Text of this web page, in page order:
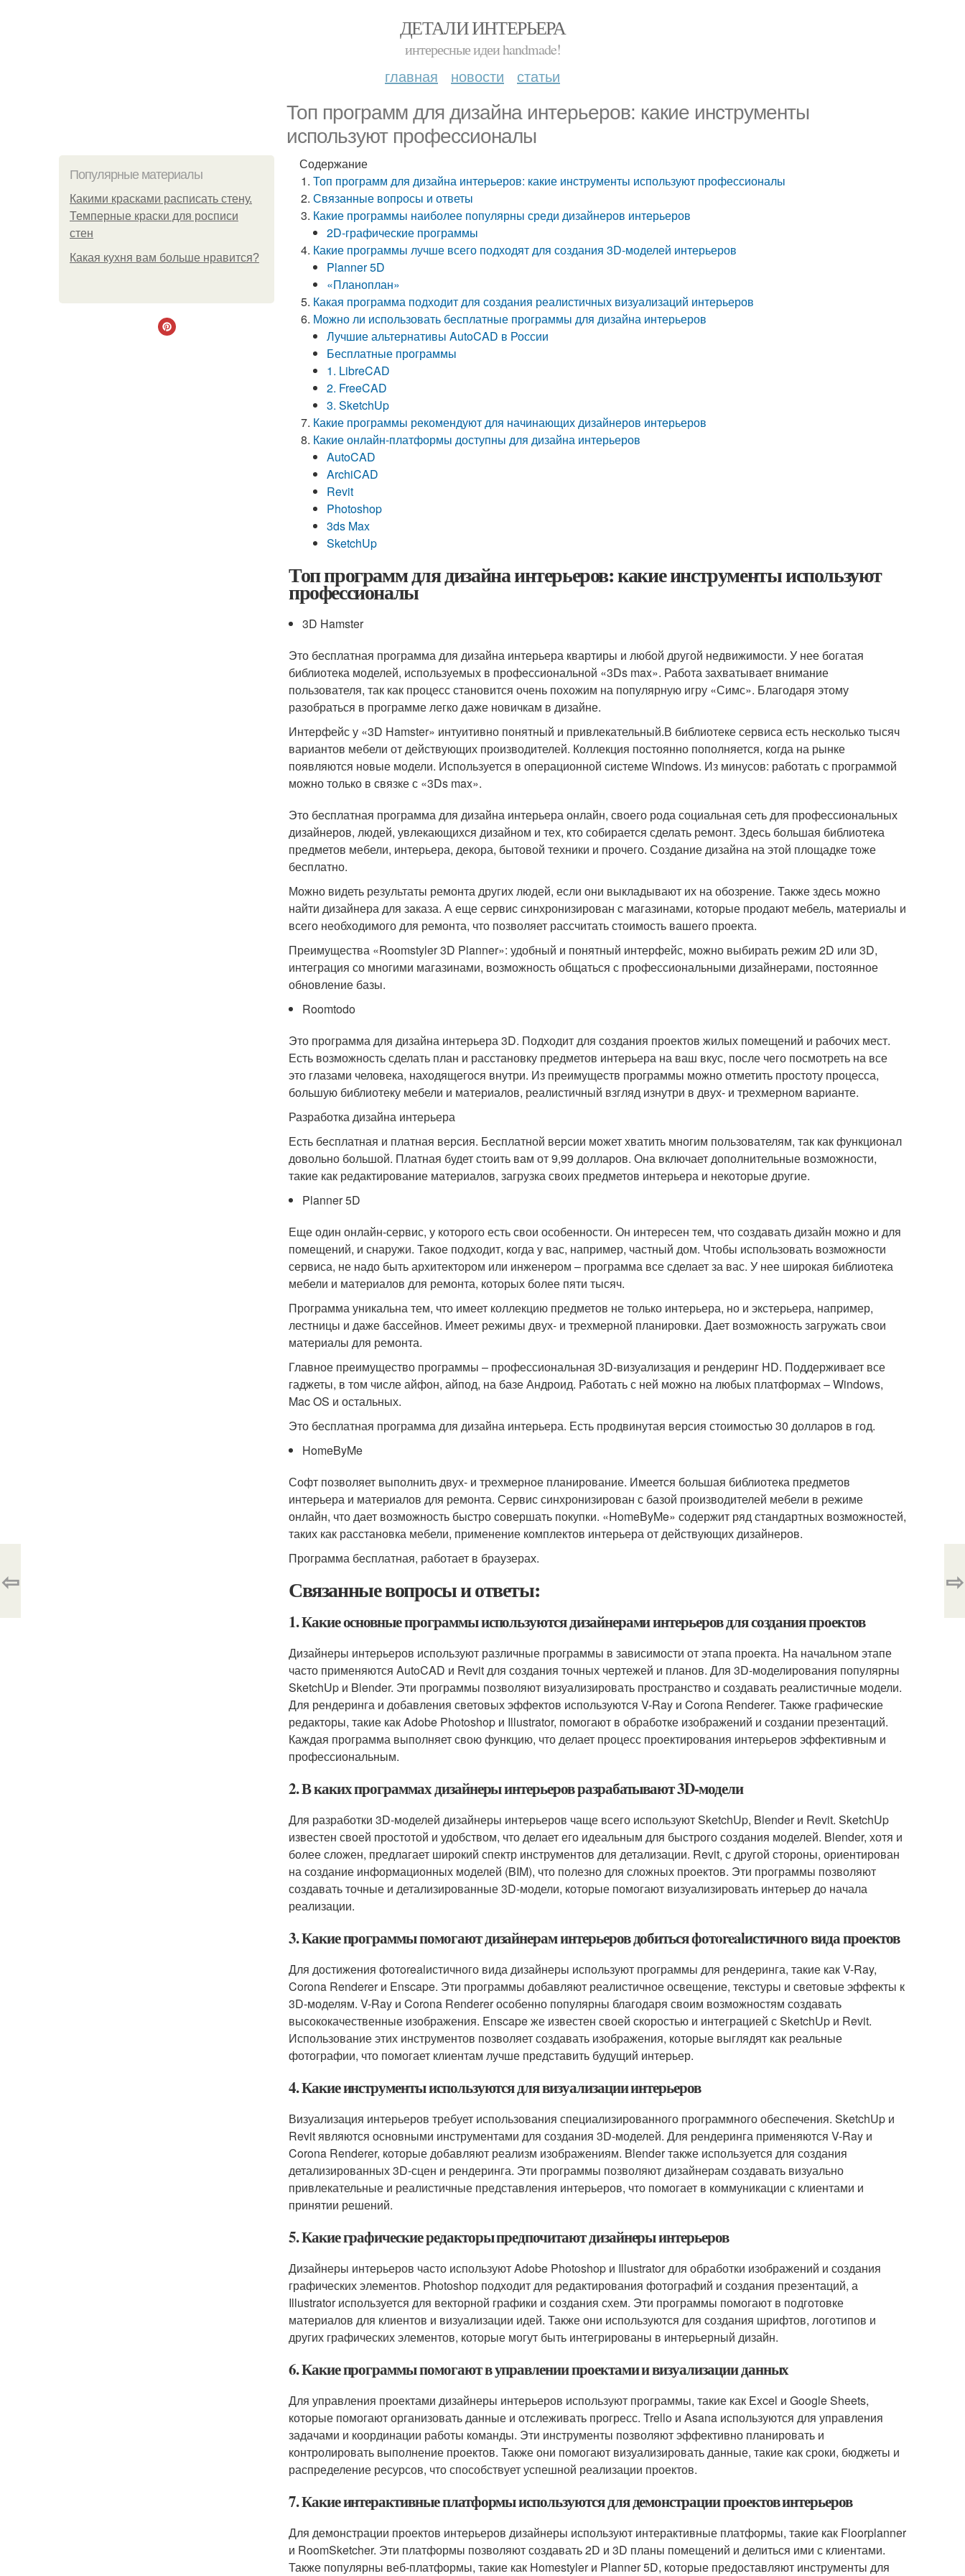
ДЕТАЛИ ИНТЕРЬЕРА
интересные идеи handmade!
главная новости статьи
Топ программ для дизайна интерьеров: какие инструменты
используют профессионалы
Популярные материалы
Какими красками расписать стену.
Темперные краски для росписи
стен
Какая кухня вам больше нравится?
Содержание
Топ программ для дизайна интерьеров: какие инструменты используют профессионалы
Связанные вопросы и ответы
Какие программы наиболее популярны среди дизайнеров интерьеров
2D-графические программы
Какие программы лучше всего подходят для создания 3D-моделей интерьеров
Planner 5D
«Планоплан»
Какая программа подходит для создания реалистичных визуализаций интерьеров
Можно ли использовать бесплатные программы для дизайна интерьеров
Лучшие альтернативы AutoCAD в России
Бесплатные программы
1. LibreCAD
2. FreeCAD
3. SketchUp
Какие программы рекомендуют для начинающих дизайнеров интерьеров
Какие онлайн-платформы доступны для дизайна интерьеров
AutoCAD
ArchiCAD
Revit
Photoshop
3ds Max
SketchUp
Топ программ для дизайна интерьеров: какие инструменты используют
профессионалы
3D Hamster
Это бесплатная программа для дизайна интерьера квартиры и любой другой недвижимости. У нее богатая
библиотека моделей, используемых в профессиональной «3Ds max». Работа захватывает внимание
пользователя, так как процесс становится очень похожим на популярную игру «Симс». Благодаря этому
разобраться в программе легко даже новичкам в дизайне.
Интерфейс у «3D Hamster» интуитивно понятный и привлекательный.В библиотеке сервиса есть несколько тысяч
вариантов мебели от действующих производителей. Коллекция постоянно пополняется, когда на рынке
появляются новые модели. Используется в операционной системе Windows. Из минусов: работать с программой
можно только в связке с «3Ds max».
Это бесплатная программа для дизайна интерьера онлайн, своего рода социальная сеть для профессиональных
дизайнеров, людей, увлекающихся дизайном и тех, кто собирается сделать ремонт. Здесь большая библиотека
предметов мебели, интерьера, декора, бытовой техники и прочего. Создание дизайна на этой площадке тоже
бесплатно.
Можно видеть результаты ремонта других людей, если они выкладывают их на обозрение. Также здесь можно
найти дизайнера для заказа. А еще сервис синхронизирован с магазинами, которые продают мебель, материалы и
всего необходимого для ремонта, что позволяет рассчитать стоимость вашего проекта.
Преимущества «Roomstyler 3D Planner»: удобный и понятный интерфейс, можно выбирать режим 2D или 3D,
интеграция со многими магазинами, возможность общаться с профессиональными дизайнерами, постоянное
обновление базы.
Roomtodo
Это программа для дизайна интерьера 3D. Подходит для создания проектов жилых помещений и рабочих мест.
Есть возможность сделать план и расстановку предметов интерьера на ваш вкус, после чего посмотреть на все
это глазами человека, находящегося внутри. Из преимуществ программы можно отметить простоту процесса,
большую библиотеку мебели и материалов, реалистичный взгляд изнутри в двух- и трехмерном варианте.
Разработка дизайна интерьера
Есть бесплатная и платная версия. Бесплатной версии может хватить многим пользователям, так как функционал
довольно большой. Платная будет стоить вам от 9,99 долларов. Она включает дополнительные возможности,
такие как редактирование материалов, загрузка своих предметов интерьера и некоторые другие.
Planner 5D
Еще один онлайн-сервис, у которого есть свои особенности. Он интересен тем, что создавать дизайн можно и для
помещений, и снаружи. Такое подходит, когда у вас, например, частный дом. Чтобы использовать возможности
сервиса, не надо быть архитектором или инженером – программа все сделает за вас. У нее широкая библиотека
мебели и материалов для ремонта, которых более пяти тысяч.
Программа уникальна тем, что имеет коллекцию предметов не только интерьера, но и экстерьера, например,
лестницы и даже бассейнов. Имеет режимы двух- и трехмерной планировки. Дает возможность загружать свои
материалы для ремонта.
Главное преимущество программы – профессиональная 3D-визуализация и рендеринг HD. Поддерживает все
гаджеты, в том числе айфон, айпод, на базе Андроид. Работать с ней можно на любых платформах – Windows,
Mac OS и остальных.
Это бесплатная программа для дизайна интерьера. Есть продвинутая версия стоимостью 30 долларов в год.
HomeByMe
Софт позволяет выполнить двух- и трехмерное планирование. Имеется большая библиотека предметов
интерьера и материалов для ремонта. Сервис синхронизирован с базой производителей мебели в режиме
онлайн, что дает возможность быстро совершать покупки. «HomeByMe» содержит ряд стандартных возможностей,
таких как расстановка мебели, применение комплектов интерьера от действующих дизайнеров.
Программа бесплатная, работает в браузерах.
Связанные вопросы и ответы:
1. Какие основные программы используются дизайнерами интерьеров для создания проектов
Дизайнеры интерьеров используют различные программы в зависимости от этапа проекта. На начальном этапе
часто применяются AutoCAD и Revit для создания точных чертежей и планов. Для 3D-моделирования популярны
SketchUp и Blender. Эти программы позволяют визуализировать пространство и создавать реалистичные модели.
Для рендеринга и добавления световых эффектов используются V-Ray и Corona Renderer. Также графические
редакторы, такие как Adobe Photoshop и Illustrator, помогают в обработке изображений и создании презентаций.
Каждая программа выполняет свою функцию, что делает процесс проектирования интерьеров эффективным и
профессиональным.
2. В каких программах дизайнеры интерьеров разрабатывают 3D-модели
Для разработки 3D-моделей дизайнеры интерьеров чаще всего используют SketchUp, Blender и Revit. SketchUp
известен своей простотой и удобством, что делает его идеальным для быстрого создания моделей. Blender, хотя и
более сложен, предлагает широкий спектр инструментов для детализации. Revit, с другой стороны, ориентирован
на создание информационных моделей (BIM), что полезно для сложных проектов. Эти программы позволяют
создавать точные и детализированные 3D-модели, которые помогают визуализировать интерьер до начала
реализации.
3. Какие программы помогают дизайнерам интерьеров добиться фотorealистичного вида проектов
Для достижения фотorealистичного вида дизайнеры используют программы для рендеринга, такие как V-Ray,
Corona Renderer и Enscape. Эти программы добавляют реалистичное освещение, текстуры и световые эффекты к
3D-моделям. V-Ray и Corona Renderer особенно популярны благодаря своим возможностям создавать
высококачественные изображения. Enscape же известен своей скоростью и интеграцией с SketchUp и Revit.
Использование этих инструментов позволяет создавать изображения, которые выглядят как реальные
фотографии, что помогает клиентам лучше представить будущий интерьер.
4. Какие инструменты используются для визуализации интерьеров
Визуализация интерьеров требует использования специализированного программного обеспечения. SketchUp и
Revit являются основными инструментами для создания 3D-моделей. Для рендеринга применяются V-Ray и
Corona Renderer, которые добавляют реализм изображениям. Blender также используется для создания
детализированных 3D-сцен и рендеринга. Эти программы позволяют дизайнерам создавать визуально
привлекательные и реалистичные представления интерьеров, что помогает в коммуникации с клиентами и
принятии решений.
5. Какие графические редакторы предпочитают дизайнеры интерьеров
Дизайнеры интерьеров часто используют Adobe Photoshop и Illustrator для обработки изображений и создания
графических элементов. Photoshop подходит для редактирования фотографий и создания презентаций, а
Illustrator используется для векторной графики и создания схем. Эти программы помогают в подготовке
материалов для клиентов и визуализации идей. Также они используются для создания шрифтов, логотипов и
других графических элементов, которые могут быть интегрированы в интерьерный дизайн.
6. Какие программы помогают в управлении проектами и визуализации данных
Для управления проектами дизайнеры интерьеров используют программы, такие как Excel и Google Sheets,
которые помогают организовать данные и отслеживать прогресс. Trello и Asana используются для управления
задачами и координации работы команды. Эти инструменты позволяют эффективно планировать и
контролировать выполнение проектов. Также они помогают визуализировать данные, такие как сроки, бюджеты и
распределение ресурсов, что способствует успешной реализации проектов.
7. Какие интерактивные платформы используются для демонстрации проектов интерьеров
Для демонстрации проектов интерьеров дизайнеры используют интерактивные платформы, такие как Floorplanner
и RoomSketcher. Эти платформы позволяют создавать 2D и 3D планы помещений и делиться ими с клиентами.
Также популярны веб-платформы, такие как Homestyler и Planner 5D, которые предоставляют инструменты для
⇦ ⇨